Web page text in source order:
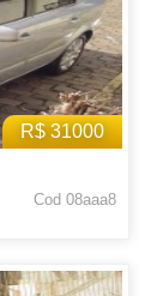
R$ 31000
Cod 08aaa8